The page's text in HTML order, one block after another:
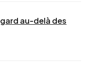
au-delà des